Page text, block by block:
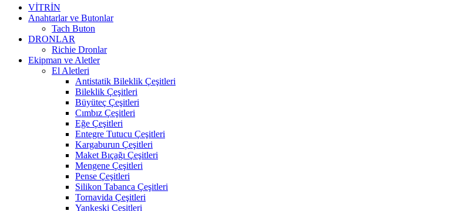
VİTRİN
Anahtarlar ve Butonlar
Tach Buton
DRONLAR
Richie Dronlar
Ekipman ve Aletler
El Aletleri
Antistatik Bileklik Çeşitleri
Bileklik Çeşitleri
Büyüteç Çeşitleri
Cımbız Çeşitleri
Eğe Çeşitleri
Entegre Tutucu Çeşitleri
Kargaburun Çeşitleri
Maket Bıçağı Çeşitleri
Mengene Çeşitleri
Pense Çeşitleri
Silikon Tabanca Çeşitleri
Tornavida Çeşitleri
Yankeski Çeşitleri